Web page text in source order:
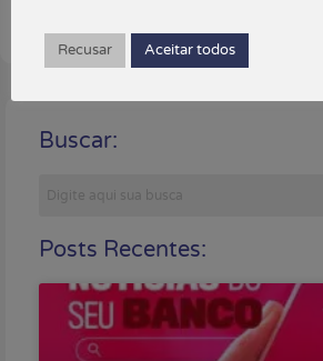
Buscar:
Posts Recentes:
Recusar Aceitar todos